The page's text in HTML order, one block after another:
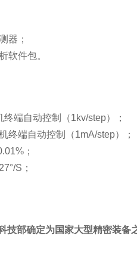
器；
软件包。
端自动控制（1kv/step）；
终端自动控制（1mA/step）；
；
S；
技部确定为国家大型精密装备